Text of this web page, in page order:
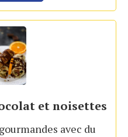
et noisettes
avec du